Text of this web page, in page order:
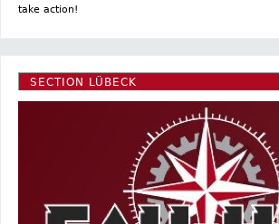
take action!
SECTION LÜBECK